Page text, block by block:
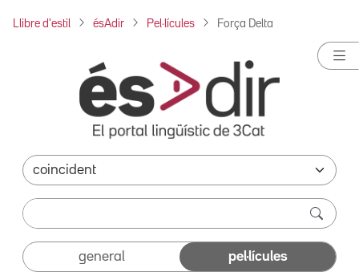
Llibre d'estil ésAdir Pel·lícules Força Delta
general pel·lícules